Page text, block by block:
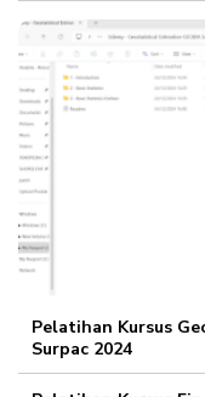
Pelatihan Kursus
Surpac 2024